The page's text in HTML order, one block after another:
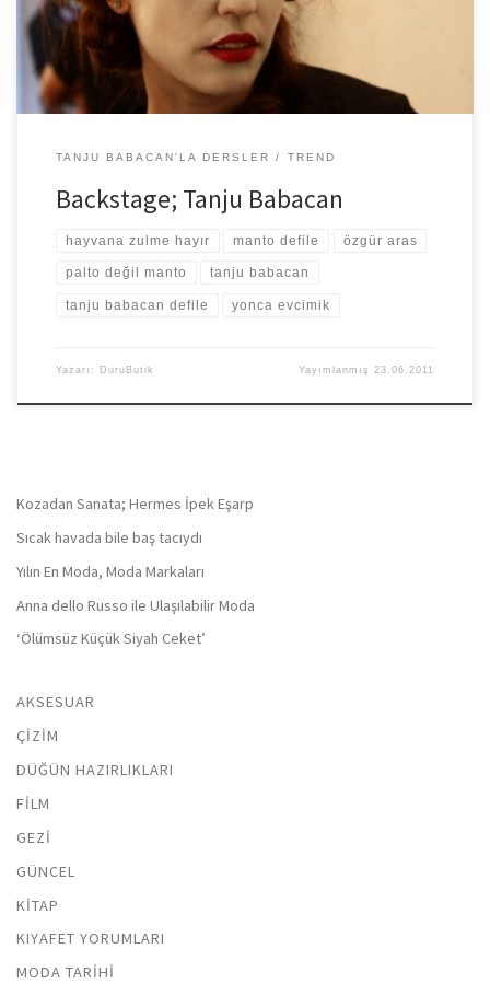
TANJU BABACAN'LA DERSLER TREND
Backstage; Tanju Babacan
hayvana zulme hayır manto defile özgür aras
palto değil manto tanju babacan
tanju babacan defile yonca evcimik
Yazarı: DuruButik Yayımlanmış 23.06.2011
Kozadan Sanata; Hermes İpek Eşarp
Sıcak havada bile baş tacıydı
Yılın En Moda, Moda Markaları
Anna dello Russo ile Ulaşılabilir Moda
‘Ölümsüz Küçük Siyah Ceket’
AKSESUAR
ÇIZIM
DÜĞÜN HAZIRLIKLARI
FILM
GEZI
GÜNCEL
KITAP
KIYAFET YORUMLARI
MODA TARIHI